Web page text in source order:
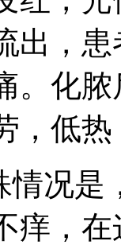
出，
。化
，低
况是
痒，